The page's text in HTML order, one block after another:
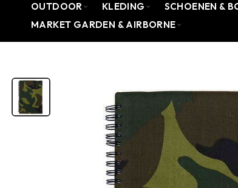
OUTDOOR KLEDING SCHOENEN &
MARKET GARDEN & AIRBORNE